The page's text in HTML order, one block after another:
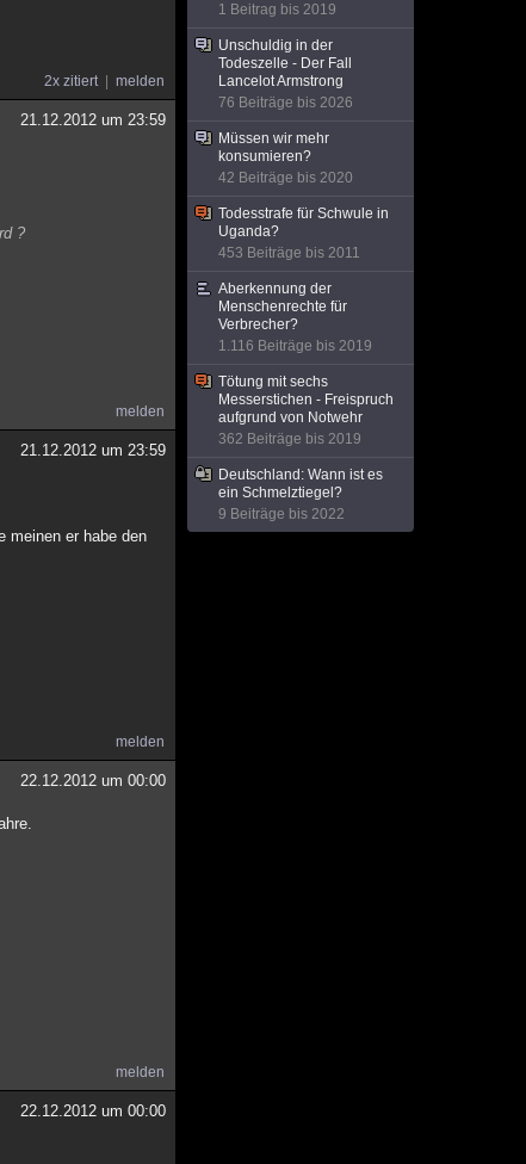
2x zitiert melden
21.12.2012 um 23:59
?
melden
21.12.2012 um 23:59
meinen er habe den
melden
22.12.2012 um 00:00
melden
22.12.2012 um 00:00
1 Beitrag bis 2019
Unschuldig in der
Todeszelle - Der Fall
Lancelot Armstrong
76 Beiträge bis 2026
Müssen wir mehr
konsumieren?
42 Beiträge bis 2020
Todesstrafe für Schwule in
Uganda?
453 Beiträge bis 2011
Aberkennung der
Menschenrechte für
Verbrecher?
1.116 Beiträge bis 2019
Tötung mit sechs
Messerstichen - Freispruch
aufgrund von Notwehr
362 Beiträge bis 2019
Deutschland: Wann ist es
ein Schmelztiegel?
9 Beiträge bis 2022